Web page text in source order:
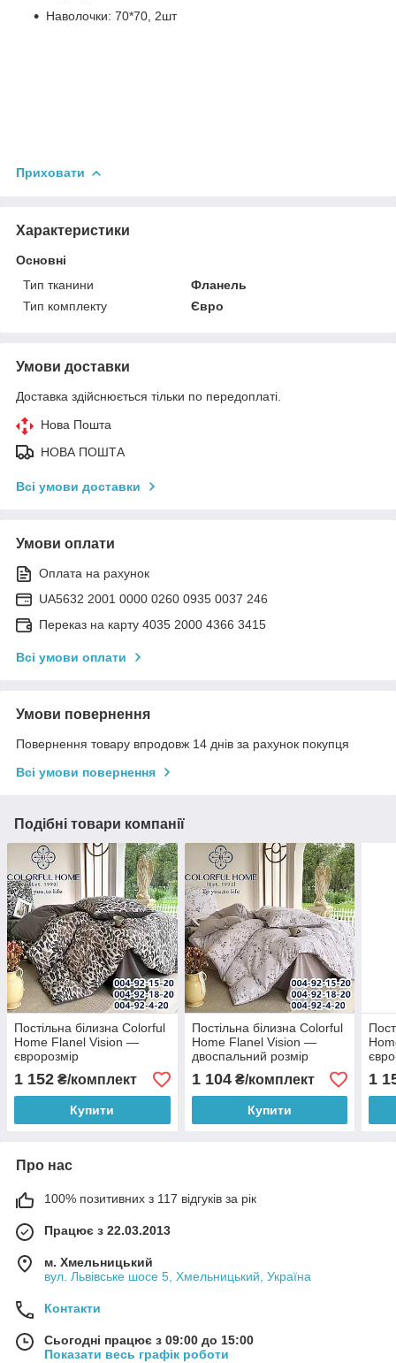
Наволочки: 70*70, 2шт
Приховати
Характеристики
Основні
Тип тканини
Фланель
Тип комплекту
Євро
Умови доставки
Доставка здійснюється тільки по передоплаті.
Нова Пошта
НОВА ПОШТА
Всі умови доставки
Умови оплати
Оплата на рахунок
UA5632 2001 0000 0260 0935 0037 246
Переказ на карту 4035 2000 4366 3415
Всі умови оплати
Умови повернення
Повернення товару впродовж 14 днів за рахунок покупця
Всі умови повернення
Подібні товари компанії
Постільна білизна Colorful
Home Flanel Vision —
євророзмір
1 152 ₴/комплект
Купити
Постільна білизна Colorful
Home Flanel Vision —
двоспальний розмір
1 104₴/комплект
Купити
1
Про нас
100% позитивних з 117 відгуків за рік
Працює з 22.03.2013
м. Хмельницький
вул. Львівське шосе 5, Хмельницький, Україна
Контакти
Сьогодні працює з 09:00 до 15:00
Показати весь графік роботи